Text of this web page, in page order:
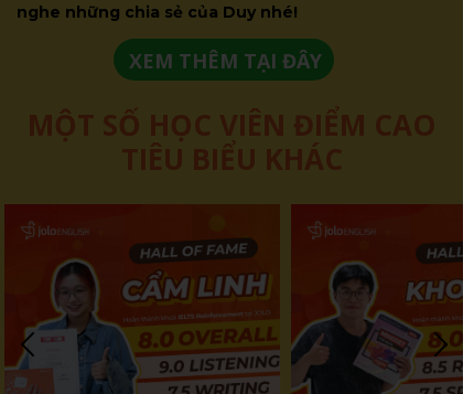
nghe những chia sẻ của Duy nhé!
MỘT SỐ HỌC VIÊN ĐIỂM CAO
TIÊU BIỂU KHÁC
XEM THÊM TẠI ĐÂY